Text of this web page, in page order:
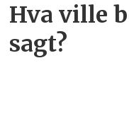
Hva ville
sagt?